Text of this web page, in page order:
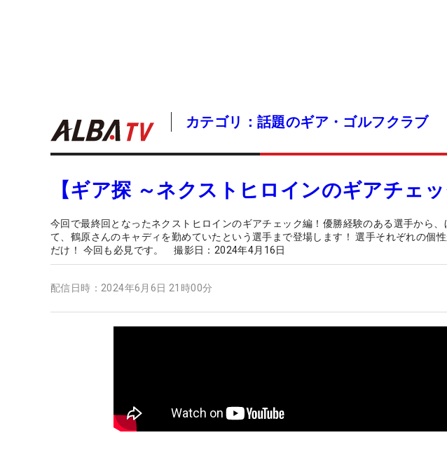
カテゴリ：話題のギア・ゴルフクラブ
【ギア探 ～ネクストヒロインのギアチェ
今回で最終回となったネクストヒロインのギアチェック編！優勝経験のある選手から
て、鶴原さんのキャディを勤めていたという選手まで登場します！ 選手それぞれの個
だけ！ 今回も必見です。 撮影日：2024年4月16日
配信日時： 2024年6月6日 21時00分